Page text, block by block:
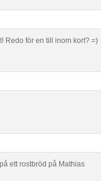
Redo för en till inom kort? =)
ett rostbröd på Mathias